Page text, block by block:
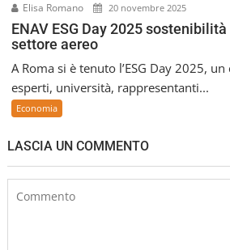
Elisa Romano 20 novembre 2025
ENAV ESG Day 2025
settore aereo
A Roma si è tenuto l’ESG Day 2025,
esperti, università, rappresentanti...
Economia
LASCIA UN COMMENTO